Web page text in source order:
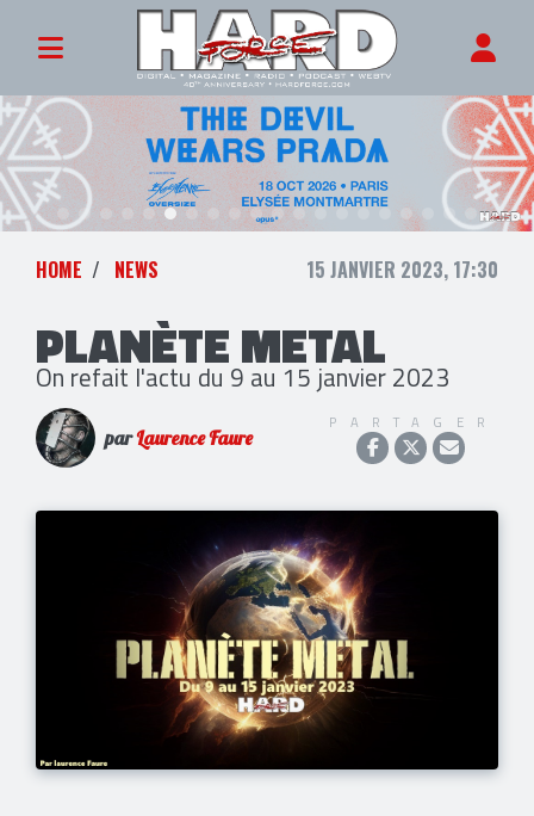
HOME NEWS 15 JANVIER 2023, 17:30
PLANÈTE METAL
On refait l'actu du 9 au 15 janvier 2023
parLaurence Faure
PARTAGER